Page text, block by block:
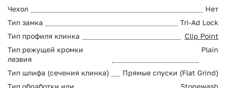
Чехол
Нет
Тип замка
Tri-Ad Lock
Тип профиля клинка
Clip Point
Тип режущей кромки
лезвия
Plain
Тип шлифа (сечения клинка)
Прямые спуски (Flat Grind)
Тип обработки или
Stonewash